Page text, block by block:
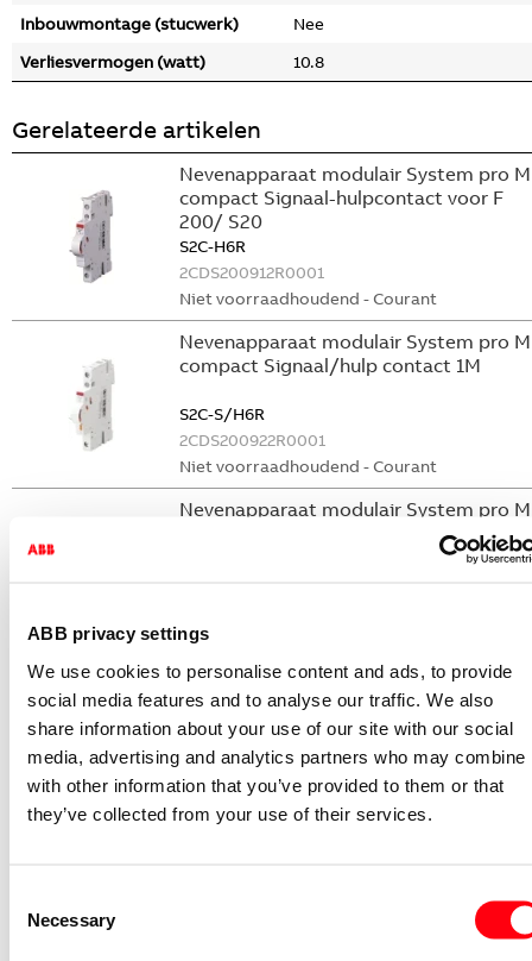
ABB privacy settings
We use cookies to personalise content and ads, to provide
social media features and to analyse our traffic. We also
share information about your use of our site with our social
media, advertising and analytics partners who may combine
with other information that you’ve provided to them or that
they’ve collected from your use of their services.
Selection
Necessary
Inbouwmontage (stucwerk)
Nee
Verliesvermogen (watt)
10.8
Gerelateerde artikelen
Nevenapparaat modulair System pro M
compact Signaal-hulpcontact voor F
200/ S20
S2C-H6R
2CDS200912R0001
Niet voorraadhoudend - Courant
Nevenapparaat modulair System pro M
compact Signaal/hulp contact 1M
S2C-S/H6R
2CDS200922R0001
Niet voorraadhoudend - Courant
Nevenapparaat modulair System pro M
Niet voorraadhoudend - Courant
Nevenapparaat modulair System pro M
compact Hulpcontact 1M+1V
S2C-H11L
2CDS200936R0001
Niet voorraadhoudend - Courant